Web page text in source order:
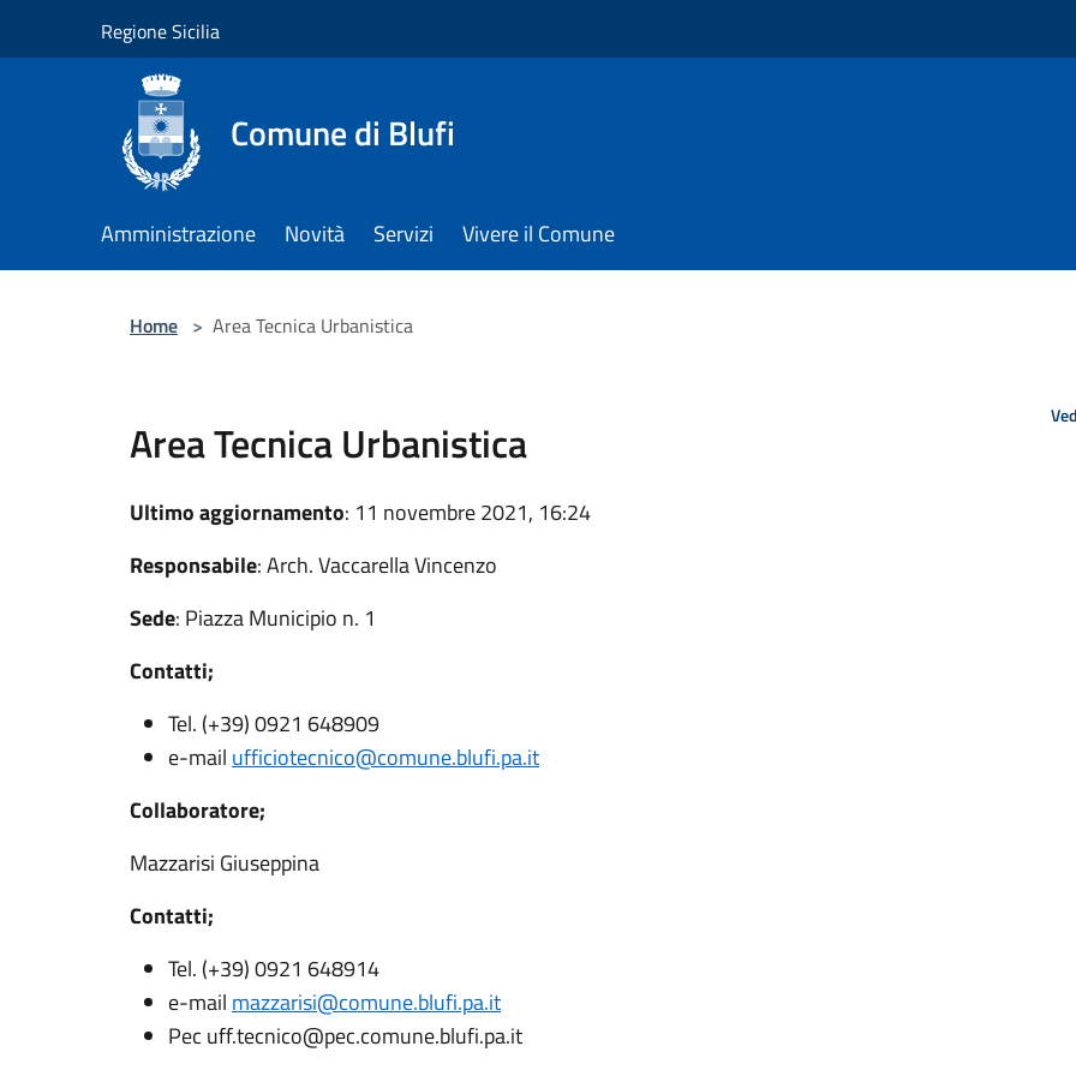
Regione Sicilia
Comune di Blufi
Amministrazione Novità Servizi Vivere il Comune
Home > Area Tecnica Urbanistica
Area Tecnica Urbanistica
Ultimo aggiornamento: 11 novembre 2021, 16:24
Responsabile: Arch. Vaccarella Vincenzo
Sede: Piazza Municipio n. 1
Contatti;
Tel. (+39) 0921 648909
e-mail ufficiotecnico@comune.blufi.pa.it
Collaboratore;
Mazzarisi Giuseppina
Contatti;
Tel. (+39) 0921 648914
e-mail mazzarisi@comune.blufi.pa.it
Pec uff.tecnico@pec.comune.blufi.pa.it